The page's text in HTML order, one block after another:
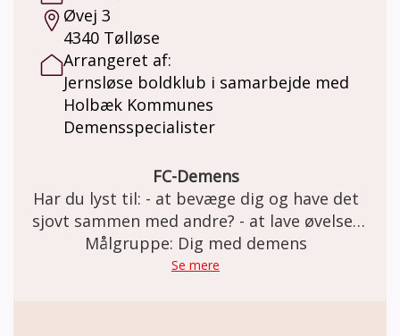
Øvej 3
4340 Tølløse
Arrangeret af:
Jernsløse boldklub i samarbejde med
Holbæk Kommunes
Demensspecialister
FC-Demens
Har du lyst til: - at bevæge dig og have det
sjovt sammen med andre? - at lave øvelser
med og uden bold i et trygt fællesskab? Så
er FC Demens i Jernløse BK lige noget for
Målgruppe: Dig med demens
Se mere